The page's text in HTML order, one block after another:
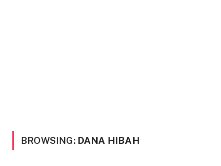
BROWSING: DANA HIBAH